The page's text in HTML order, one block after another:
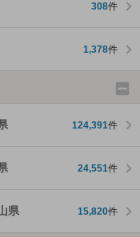
308件
1,378件
124,391件
24,551件
県 15,820件